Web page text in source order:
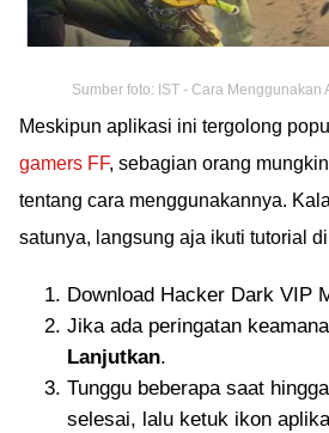
Sumber foto: IST - Cara Menggunakan
Meskipun aplikasi ini tergolong
gamers FF, sebagian orang
tentang cara menggunakannya.
satunya, langsung aja ikuti tutorial
Download Hacker Dark VIP
Jika ada peringatan
Lanjutkan.
Tunggu beberapa saat
selesai, lalu ketuk ikon